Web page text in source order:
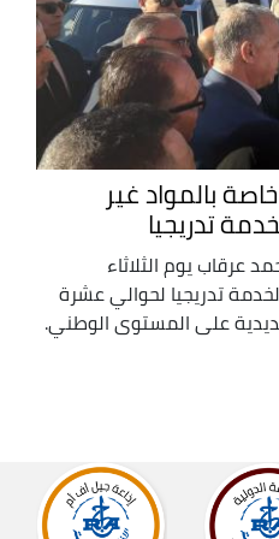
بالمواد غير
تدريجيا
عرقاب يوم الثلاثاء
تدريجيا لحوالي عشرة
على المستوى الوطني.